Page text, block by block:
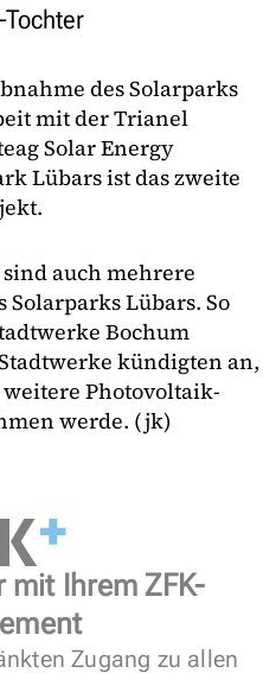
des Solarparks
mit der Trianel
Solar Energy
Lübars ist das zweite
auch mehrere
Lübars. So
Bochum
kündigten an,
weitere Photovoltaik-
werde. (jk)
mit Ihrem ZFK-
Zugang zu allen